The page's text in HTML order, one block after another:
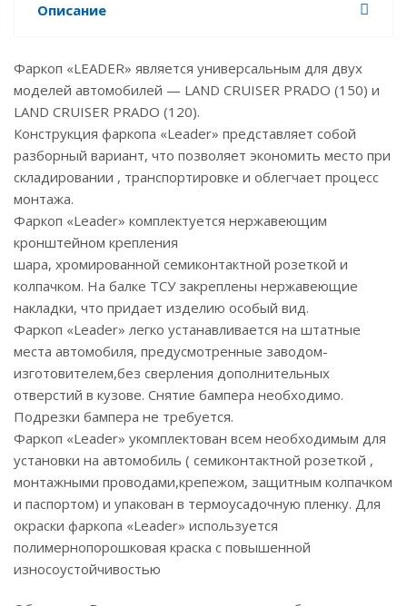
Описание
Фаркоп «LEADER» является универсальным для двух
моделей автомобилей — LAND CRUISER PRADO (150) и
LAND CRUISER PRADO (120).
Конструкция фаркопа «Leader» представляет собой
разборный вариант, что позволяет экономить место при
складировании , транспортировке и облегчает процесс
монтажа.
Фаркоп «Leader» комплектуется нержавеющим
кронштейном крепления
шара, хромированной семиконтактной розеткой и
колпачком. На балке ТСУ закреплены нержавеющие
накладки, что придает изделию особый вид.
Фаркоп «Leader» легко устанавливается на штатные
места автомобиля, предусмотренные заводом-
изготовителем,без сверления дополнительных
отверстий в кузове. Снятие бампера необходимо.
Подрезки бампера не требуется.
Фаркоп «Leader» укомплектован всем необходимым для
установки на автомобиль ( семиконтактной розеткой ,
монтажными проводами,крепежом, защитным колпачком
и паспортом) и упакован в термоусадочную пленку. Для
окраски фаркопа «Leader» используется
полимернопорошковая краска с повышенной
износоустойчивостью